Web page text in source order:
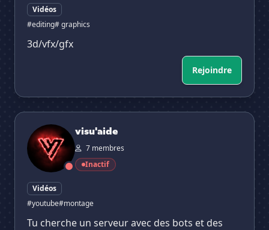
Vidéos
#editing# graphics
3d/vfx/gfx
Rejoindre
visu'aide
visu'aide
7 membres
Inactif
Vidéos
#youtube#montage
Tu cherche un serveur avec des bots et des